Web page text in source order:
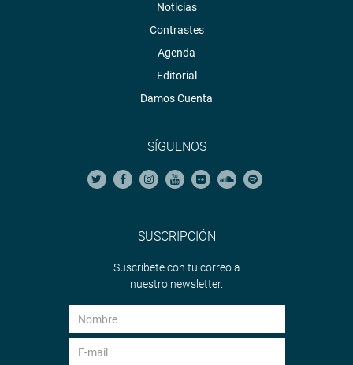
Noticias
Contrastes
Agenda
Editorial
Damos Cuenta
SÍGUENOS
SUSCRIPCIÓN
Suscríbete con tu correo a
nuestro newsletter.